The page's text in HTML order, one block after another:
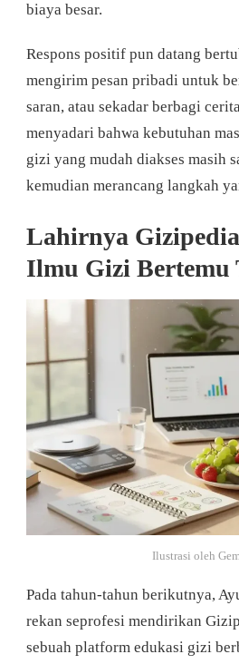
biaya besar.
Respons positif pun datang
mengirim pesan pribadi untuk
saran, atau sekadar berbagi
menyadari bahwa kebutuhan
gizi yang mudah diakses masih
kemudian merancang langkah
Lahirnya
Ilmu Gizi Bertemu
Ilustrasi oleh
Pada tahun-tahun berikutnya,
rekan seprofesi mendirikan
sebuah platform edukasi gizi